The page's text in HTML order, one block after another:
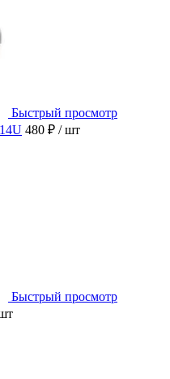
Быстрый просмотр
480 ₽ / шт
Быстрый просмотр